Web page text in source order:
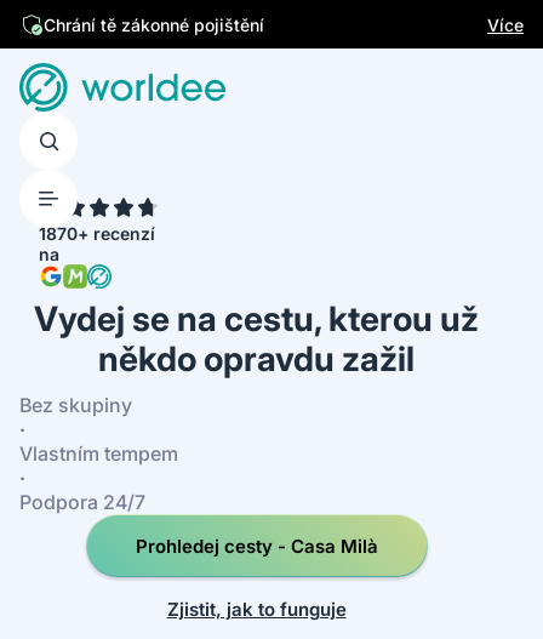
Chrání tě zákonné pojištění
Jsme česká firma Více
1870+ recenzí
na
Vydej se na cestu, kterou už
někdo opravdu zažil
Bez skupiny
·
Vlastním tempem
·
Podpora 24/7
Prohledej cesty - Casa Milà
Zjistit, jak to funguje